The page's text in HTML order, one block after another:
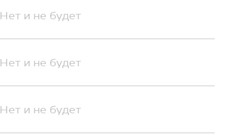
Нет и не будет
Нет и не будет
Нет и не будет